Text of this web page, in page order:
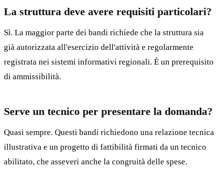
La struttura deve avere requisiti particolari?
Sì. La maggior parte dei bandi richiede che la struttura sia
già autorizzata all'esercizio dell'attività e regolarmente
registrata nei sistemi informativi regionali. È un prerequisito
di ammissibilità.
Serve un tecnico per presentare la domanda?
Quasi sempre. Questi bandi richiedono una relazione tecnica
illustrativa e un progetto di fattibilità firmati da un tecnico
abilitato, che asseveri anche la congruità delle spese.